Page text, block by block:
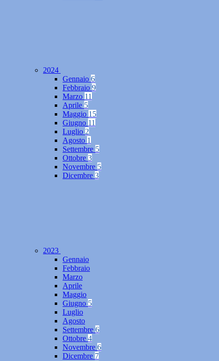
2024
Gennaio 6
Febbraio 9
Marzo 11
Aprile 5
Maggio 15
Giugno 11
Luglio 2
Agosto 1
Settembre 5
Ottobre 3
Novembre 5
Dicembre 3
2023
Gennaio
Febbraio
Marzo
Aprile
Maggio
Giugno 5
Luglio
Agosto
Settembre 6
Ottobre 4
Novembre 6
Dicembre 7